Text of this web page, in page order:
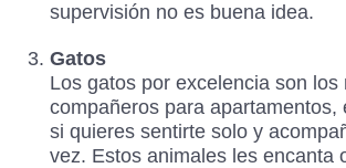
supervisión no es buena idea.
Gatos
Los gatos por excelencia son los
compañeros para apartamentos,
si quieres sentirte solo y
vez. Estos animales les encanta